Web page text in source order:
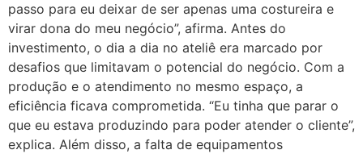
passo para eu deixar de ser apenas uma costureira e
virar dona do meu negócio”, afirma. Antes do
investimento, o dia a dia no ateliê era marcado por
desafios que limitavam o potencial do negócio. Com a
produção e o atendimento no mesmo espaço, a
eficiência ficava comprometida. “Eu tinha que parar o
que eu estava produzindo para poder atender o cliente”,
explica. Além disso, a falta de equipamentos